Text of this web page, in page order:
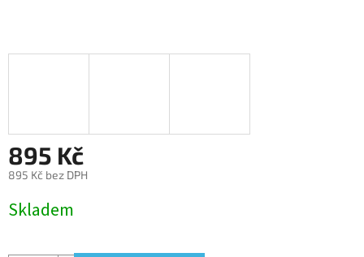
895 Kč
895 Kč bez DPH
cena:
Skladem